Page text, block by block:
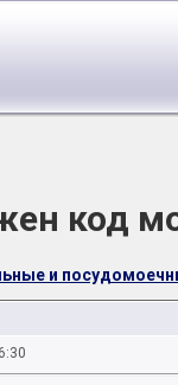
код
и